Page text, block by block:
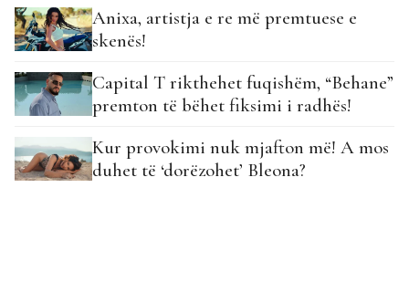
Anixa, artistja e re më premtuese e
skenës!
Capital T rikthehet fuqishëm, “Behane”
premton të bëhet fiksimi i radhës!
Kur provokimi nuk mjafton më! A mos
duhet të ‘dorëzohet’ Bleona?